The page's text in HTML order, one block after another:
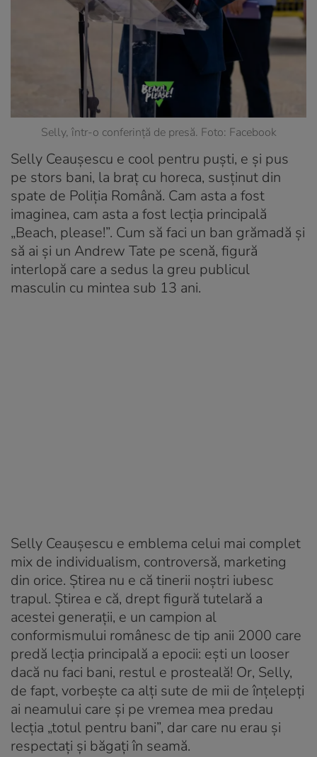
Selly, într-o conferință de presă. Foto: Facebook
Selly Ceaușescu e cool pentru puști, e și pus
pe stors bani, la braț cu horeca, susținut din
spate de Poliția Română. Cam asta a fost
imaginea, cam asta a fost lecția principală
„Beach, please!”. Cum să faci un ban grămadă și
să ai și un Andrew Tate pe scenă, figură
interlopă care a sedus la greu publicul
masculin cu mintea sub 13 ani.
Selly Ceaușescu e emblema celui mai complet
mix de individualism, controversă, marketing
din orice. Știrea nu e că tinerii noștri iubesc
trapul. Știrea e că, drept figură tutelară a
acestei generații, e un campion al
conformismului românesc de tip anii 2000 care
predă lecția principală a epocii: ești un looser
dacă nu faci bani, restul e prosteală! Or, Selly,
de fapt, vorbește ca alți sute de mii de înțelepți
ai neamului care și pe vremea mea predau
lecția „totul pentru bani”, dar care nu erau și
respectați și băgați în seamă.